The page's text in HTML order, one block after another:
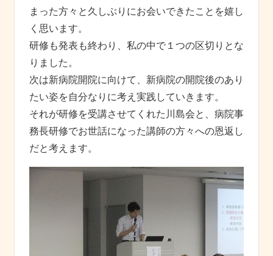
まった方々と久しぶりにお会いできたことを嬉し
く思います。
研修も発表も終わり、私の中で１つの区切りとな
りました。
次は新病院開院に向けて、新病院の開院後のあり
たい姿を自分なりに考え実践していきます。
それが研修を受講させてくれた川島会と、病院事
務長研修でお世話になった講師の方々への恩返し
だと考えます。